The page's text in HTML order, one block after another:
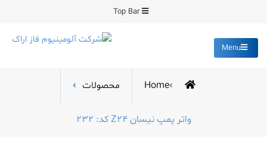
content
Top Bar
Menu
Home محصولات
واتر پمپ نیسان Z24 کد: 232